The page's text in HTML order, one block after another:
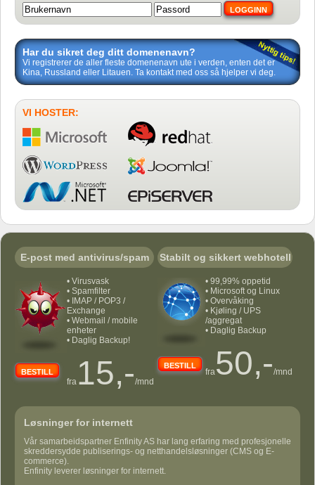
LOGGINN
Har du sikret deg ditt domenenavn?
Vi registrerer de aller fleste domenenavn ute i verden, enten det er
Kina, Russland eller Litauen. Ta kontakt med oss så hjelper vi deg.
VI HOSTER:
E-post med antivirus/spam
BESTILL
• Virusvask
• Spamfilter
• IMAP / POP3 /
Exchange
• Webmail / mobile
enheter
• Daglig Backup!
fra 15,-/mnd
Stabilt og sikkert webhotell
BESTILL
• 99,99% oppetid
• Microsoft og Linux
• Overvåking
• Kjøling / UPS
/aggregat
• Daglig Backup
fra50,-/mnd
Løsninger for internett
Vår samarbeidspartner Enfinity AS har lang erfaring med profesjonelle
skreddersydde publiserings- og netthandelsløsninger (CMS og E-
commerce).
Enfinity leverer løsninger for internett.